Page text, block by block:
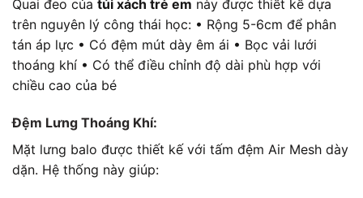
Quai đeo của túi xách trẻ em này được thiết kế dựa
trên nguyên lý công thái học: • Rộng 5-6cm để phân
tán áp lực • Có đệm mút dày êm ái • Bọc vải lưới
thoáng khí • Có thể điều chỉnh độ dài phù hợp với
chiều cao của bé
Đệm Lưng Thoáng Khí:
Mặt lưng balo được thiết kế với tấm đệm Air Mesh dày
dặn. Hệ thống này giúp: